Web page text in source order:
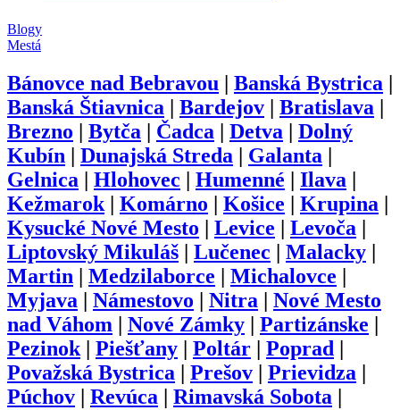
Blogy
Mestá
Bánovce nad Bebravou | Banská Bystrica |
Banská Štiavnica | Bardejov | Bratislava |
Brezno | Bytča | Čadca | Detva | Dolný
Kubín | Dunajská Streda | Galanta |
Gelnica | Hlohovec | Humenné | Ilava |
Kežmarok | Komárno | Košice | Krupina |
Kysucké Nové Mesto | Levice | Levoča |
Liptovský Mikuláš | Lučenec | Malacky |
Martin | Medzilaborce | Michalovce |
Myjava | Námestovo | Nitra | Nové Mesto
nad Váhom | Nové Zámky | Partizánske |
Pezinok | Piešťany | Poltár | Poprad |
Považská Bystrica | Prešov | Prievidza |
Púchov | Revúca | Rimavská Sobota |